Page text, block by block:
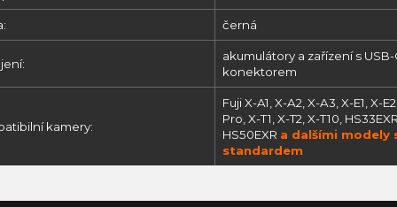
černá
akumulátory a zařízení s USB-
konektorem
kamery:
FujiX-A1, X-A2, X-A3, X-E1, X-
Pro, X-T1, X-T2, X-T10,
HS50EXR a dalšími modely
standardem